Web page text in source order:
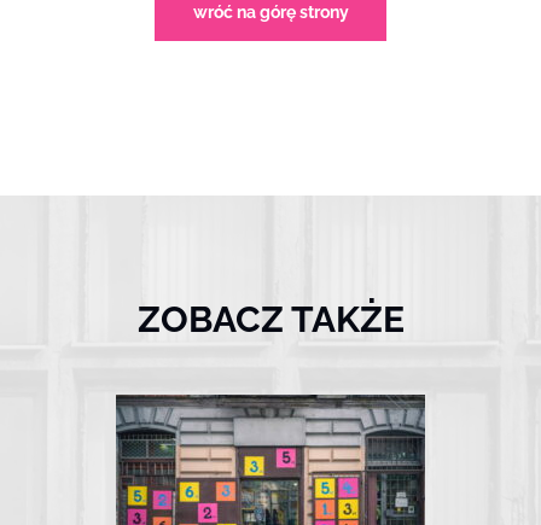
wróć na górę strony
ZOBACZ TAKŻE